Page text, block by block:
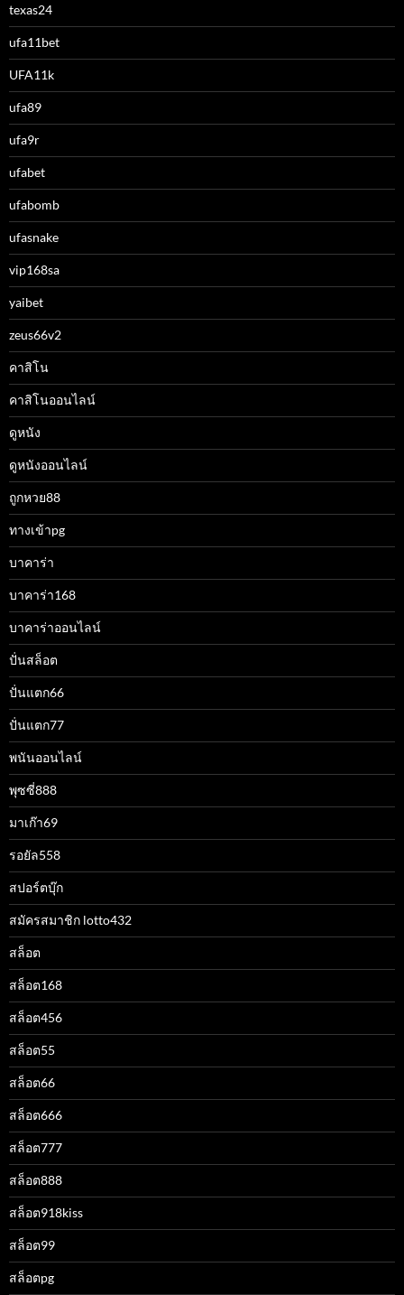
texas24
ufa11bet
UFA11k
ufa89
ufa9r
ufabet
ufabomb
ufasnake
vip168sa
yaibet
zeus66v2
คาสิโน
คาสิโนออนไลน์
ดูหนัง
ดูหนังออนไลน์
ถูกหวย88
ทางเข้าpg
บาคาร่า
บาคาร่า168
บาคาร่าออนไลน์
ปั่นสล็อต
ปั่นแตก66
ปั่นแตก77
พนันออนไลน์
พุซซี่888
มาเก๊า69
รอยัล558
สปอร์ตบุ๊ก
สมัครสมาชิก lotto432
สล็อต
สล็อต168
สล็อต456
สล็อต55
สล็อต66
สล็อต666
สล็อต777
สล็อต888
สล็อต918kiss
สล็อต99
สล็อตpg